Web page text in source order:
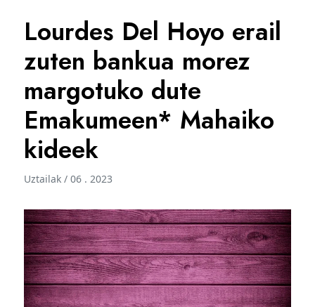
Lourdes Del Hoyo erail
zuten bankua morez
margotuko dute
Emakumeen* Mahaiko
kideek
Uztailak / 06 . 2023